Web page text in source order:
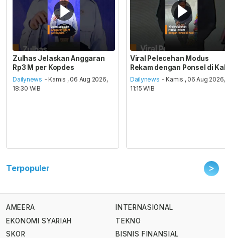
Zulhas Jelaskan Anggaran
Rp3 M per Kopdes
Dailynews - Kamis , 06 Aug 2026,
18:30 WIB
Viral Pelecehan Modus
Rekam dengan Ponsel di
Dailynews - Kamis , 06 Aug 2026,
11:15 WIB
Terpopuler >
AMEERA
EKONOMI SYARIAH
SKOR
INTERNASIONAL
TEKNO
BISNIS FINANSIAL